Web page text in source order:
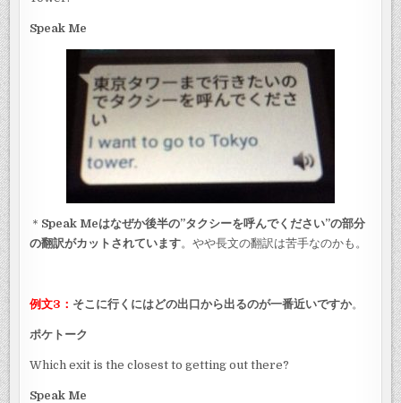
Speak Me
＊ Speak Meはなぜか後半の”タクシーを呼んでください”の部分
の翻訳がカットされています。やや長文の翻訳は苦手なのかも。
例文3： そこに行くにはどの出口から出るのが一番近いですか。
ポケトーク
Which exit is the closest to getting out there?
Speak Me